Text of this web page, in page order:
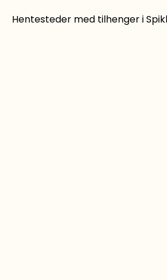
Hentesteder med tilhenger i